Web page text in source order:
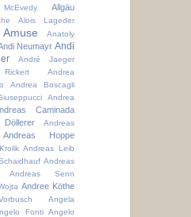
Allgäu
Alois Lageder
Amuse
Anatoly
Neumayr Andi
André Jaeger
Andrea
Andrea Boscagli
Andrea
Caminada
Andreas
Andreas Hoppe
Andreas Leib
Andreas
Andreas Senn
Andree Köthe
Angela
Fonti Angelo